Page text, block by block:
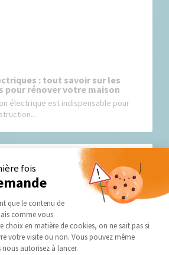
: tout savoir sur les
rénover votre maison
électrique est indispensable pour
son garage ?
pièce la mieux éclairée de votre
fois
Gestion du
que le contenu de
comme vous
choix en matière de cookies, on ne sait pas si
votre visite ou non. Vous pouvez même
nous autorisez à lancer.
consent